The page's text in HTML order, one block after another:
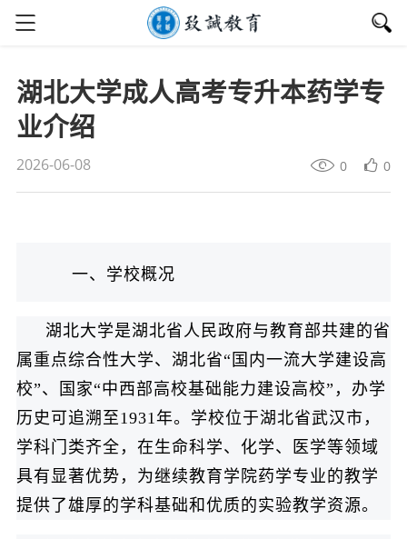
湖北大学成人高考专升本药学专
业介绍
2026-06-08 0 0
一、学校概况
湖北大学是湖北省人民政府与教育部共建的省
属重点综合性大学、湖北省“国内一流大学建设高
校”、国家“中西部高校基础能力建设高校”，办学
历史可追溯至1931年。学校位于湖北省武汉市，
学科门类齐全，在生命科学、化学、医学等领域
具有显著优势，为继续教育学院药学专业的教学
提供了雄厚的学科基础和优质的实验教学资源。